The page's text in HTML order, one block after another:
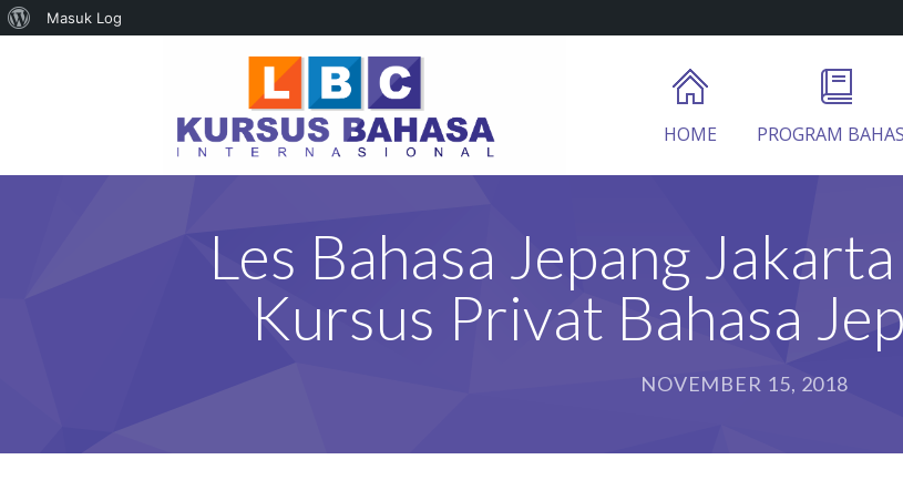
HOME PROGRAM
Les Bahasa Jepang
Kursus Privat Bahasa
NOVEMBER 15, 2018
Tentang
Masuk Log